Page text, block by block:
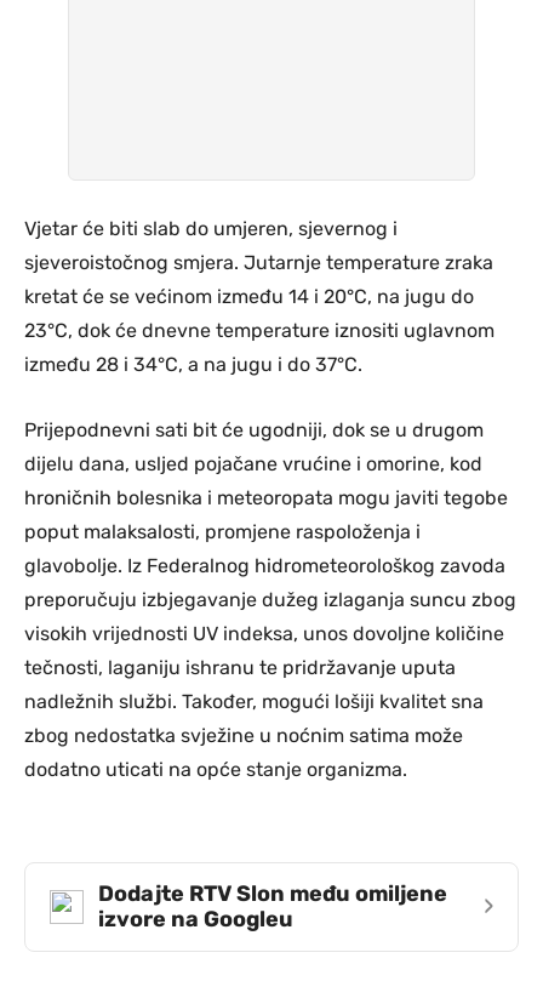
Vjetar će biti slab do umjeren, sjevernog i
sjeveroistočnog smjera. Jutarnje temperature zraka
kretat će se većinom između 14 i 20°C, na jugu do
23°C, dok će dnevne temperature iznositi uglavnom
između 28 i 34°C, a na jugu i do 37°C.
Prijepodnevni sati bit će ugodniji, dok se u drugom
dijelu dana, usljed pojačane vrućine i omorine, kod
hroničnih bolesnika i meteoropata mogu javiti tegobe
poput malaksalosti, promjene raspoloženja i
glavobolje. Iz Federalnog hidrometeorološkog zavoda
preporučuju izbjegavanje dužeg izlaganja suncu zbog
visokih vrijednosti UV indeksa, unos dovoljne količine
tečnosti, laganiju ishranu te pridržavanje uputa
nadležnih službi. Također, mogući lošiji kvalitet sna
zbog nedostatka svježine u noćnim satima može
dodatno uticati na opće stanje organizma.
Dodajte RTV Slon među omiljene
izvore na Googleu
›